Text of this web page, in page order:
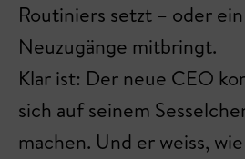
Routiniers setzt – oder
Neuzugänge mitbringt.
Klar ist: Der neue CEO
sich auf seinem
machen. Und er weiss,